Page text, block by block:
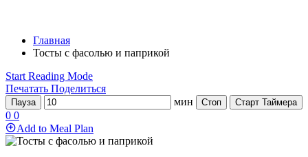
Главная
Тосты с фасолью и паприкой
Start Reading Mode
Печатать Поделиться
Пауза мин Стоп Старт Таймера
0 0
Add to Meal Plan